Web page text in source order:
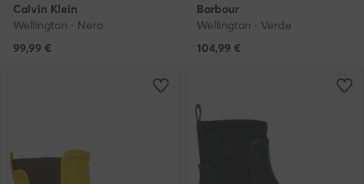
Calvin Klein
Wellington · Nero
99,99 €
Barbour
Wellington · Verde
104,99 €